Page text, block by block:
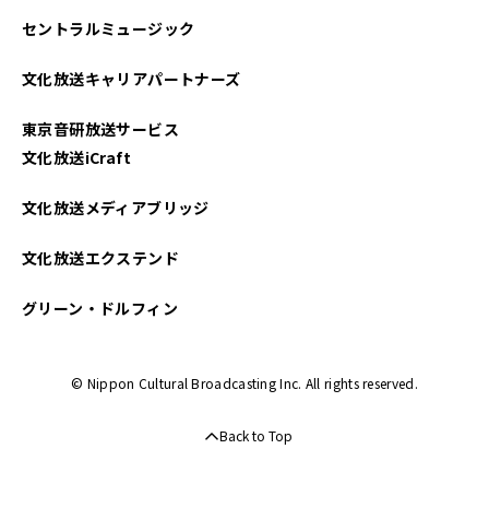
2025年01月
2024年12月
2024年11月
セントラルミュージック
文化放送キャリアパートナーズ
東京音研放送サービス
文化放送iCraft
文化放送メディアブリッジ
文化放送エクステンド
グリーン・ドルフィン
© Nippon Cultural Broadcasting Inc. All rights reserved.
Back to Top